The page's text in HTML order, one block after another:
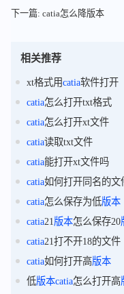
下一篇: catia怎么降版本
相关推荐
xt格式用catia软件打开
catia怎么打开txt格式
catia怎么打开xt文件
catia读取txt文件
catia能打开xt文件吗
catia如何打开同名的文
catia怎么保存为低版本
catia21版本怎么保存20
catia21打不开18的文件
catia如何打开高版本
低版本catia怎么打开高